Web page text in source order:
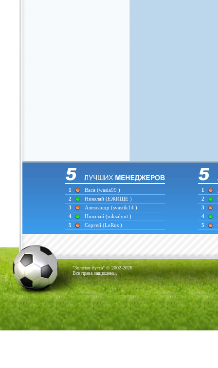
1 Вася (wasia99 )
2
Николай (ЕЖИЩЕ )
3
Александр (svastik14 )
4
Николай (niksalyut )
5
Сергей (LeRus )
1
2
3
4
5
"Золотая бутса" © 2002-2026
Все права защищены.